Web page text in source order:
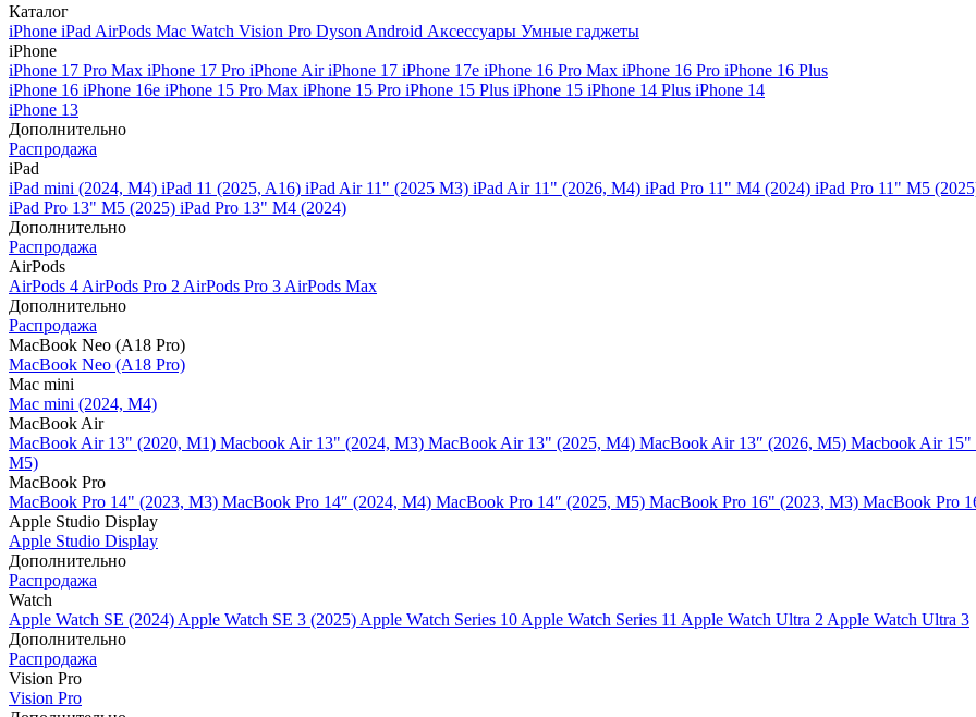
Каталог
iPhone iPad AirPods Mac Watch Vision Pro Dyson Android Аксессуары Умные гаджеты
iPhone
iPhone 17 Pro Max iPhone 17 Pro iPhone AiriPhone 17 iPhone 17e iPhone 16 Pro Max iPhone 16 Pro iPhone 16 Plus
iPhone 16 iPhone 16e iPhone 15 Pro Max iPhone 15 Pro iPhone 15 Plus iPhone 15 iPhone 14 Plus iPhone 14
iPhone 13
Дополнительно
Распродажа
iPad
iPad mini (2024, M4) iPad 11 (2025, A16) iPad Air 11" (2025 M3) iPad Air 11" (2026, M4) iPad Pro 11" M4 (2024) iPad Pro 11" M5
iPad Pro 13" M5 (2025) iPad Pro 13" M4 (2024)
Дополнительно
Распродажа
AirPods
AirPods 4 AirPods Pro 2 AirPods Pro 3 AirPods Max
Дополнительно
Распродажа
MacBook Neo (A18 Pro)
MacBook Neo (A18 Pro)
Mac mini
Mac mini (2024, M4)
MacBook Air
MacBook Air 13" (2020, M1) Macbook Air 13" (2024, M3) MacBook Air 13" (2025, M4) MacBook Air 13″ (2026, M5) Macbook Air 15"
M5)
MacBook Pro
MacBook Pro 14" (2023, M3) MacBook Pro 14″ (2024, M4) MacBook Pro 14″ (2025, M5) MacBook Pro 16" (2023, M3) MacBook Pro
Apple Studio Display
Apple Studio Display
Дополнительно
Распродажа
Watch
Apple Watch SE (2024) Apple Watch SE 3 (2025) Apple Watch Series 10 Apple Watch Series 11 Apple Watch Ultra 2 Apple Watch Ultra 3
Дополнительно
Распродажа
Vision Pro
Vision Pro